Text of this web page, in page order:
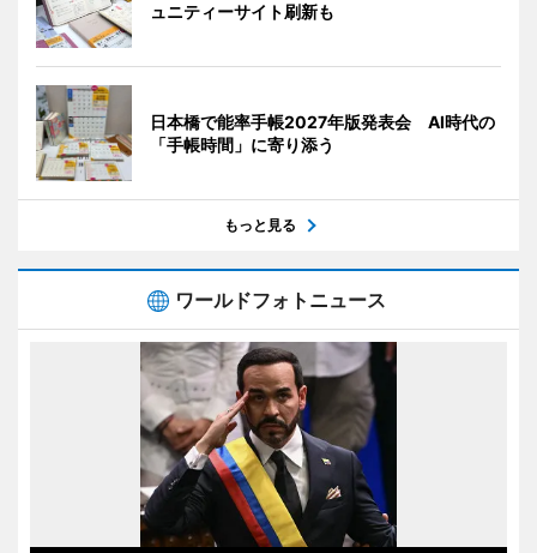
ュニティーサイト刷新も
日本橋で能率手帳2027年版発表会 AI時代の
「手帳時間」に寄り添う
もっと見る
ワールドフォトニュース